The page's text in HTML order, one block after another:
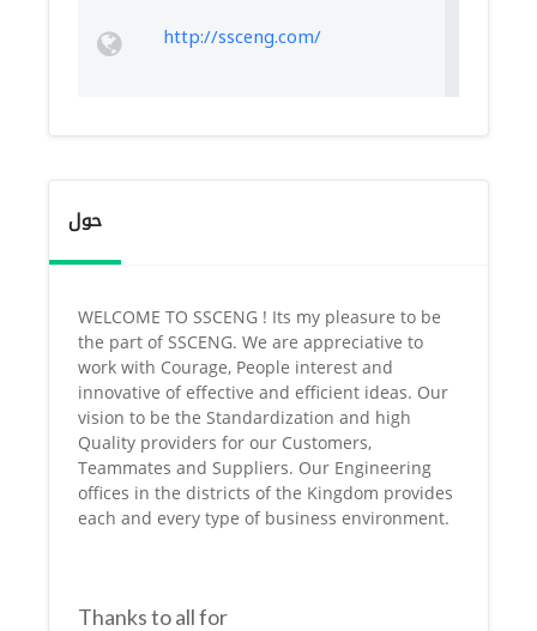
http://ssceng.com/
حول
WELCOME TO SSCENG ! Its my pleasure to be
the part of SSCENG. We are appreciative to
work with Courage, People interest and
innovative of effective and efficient ideas. Our
vision to be the Standardization and high
Quality providers for our Customers,
Teammates and Suppliers. Our Engineering
offices in the districts of the Kingdom provides
each and every type of business environment.
Thanks to all for